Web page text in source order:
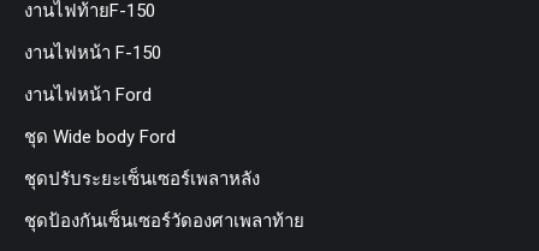
งานไฟท้ายF-150
งานไฟหน้า F-150
งานไฟหน้า Ford
ชุด Wide body Ford
ชุดปรับระยะเซ็นเซอร์เพลาหลัง
ชุดป้องกันเซ็นเซอร์วัดองศาเพลาท้าย